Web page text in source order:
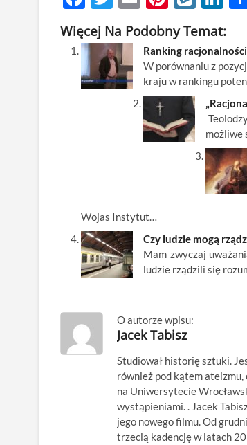
ac
e
b
o
w
itt
er
m
ail
nt
er
es
t
k
o
p
k
e
dI
n
Więcej Na Podobny Temat:
Ranking
W porównaniu z
kraju w rankingu
możliwe
Wojas Instytut…
Czy ludzie mogą
Mam zwyczaj
ludzie rządzili się
O autorze wpisu:
Jacek Tabisz
Studiował historię sztuki.
również pod kątem ateizmu,
na Uniwersytecie
wystąpieniami. . Jacek
jego nowego filmu. Od
trzecią kadencję w latach